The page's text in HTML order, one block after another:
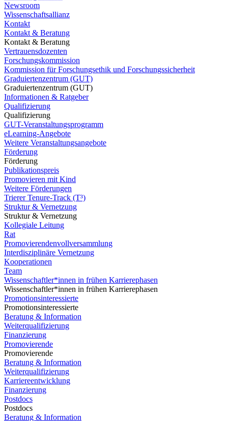
Newsroom
Wissenschaftsallianz
Kontakt
Kontakt & Beratung
Kontakt & Beratung
Vertrauensdozenten
Forschungskommission
Kommission für Forschungsethik und Forschungssicherheit
Graduiertenzentrum (GUT)
Graduiertenzentrum (GUT)
Informationen & Ratgeber
Qualifizierung
Qualifizierung
GUT-Veranstaltungsprogramm
eLearning-Angebote
Weitere Veranstaltungsangebote
Förderung
Förderung
Publikationspreis
Promovieren mit Kind
Weitere Förderungen
Trierer Tenure-Track (T³)
Struktur & Vernetzung
Struktur & Vernetzung
Kollegiale Leitung
Rat
Promovierendenvollversammlung
Interdisziplinäre Vernetzung
Kooperationen
Team
Wissenschaftler*innen in frühen Karrierephasen
Wissenschaftler*innen in frühen Karrierephasen
Promotionsinteressierte
Promotionsinteressierte
Beratung & Information
Weiterqualifizierung
Finanzierung
Promovierende
Promovierende
Beratung & Information
Weiterqualifizierung
Karriereentwicklung
Finanzierung
Postdocs
Postdocs
Beratung & Information